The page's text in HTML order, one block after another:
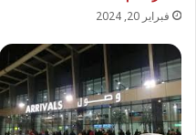
فبراير 20, 2024